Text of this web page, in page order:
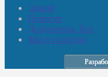
Домой
Новости
Документы. Все
Мы в соцсетях